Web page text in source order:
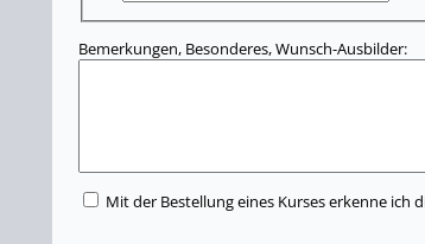
Bemerkungen, Besonderes, Wunsch-Ausbilder:
Mit der Bestellung eines Kurses erkenne ich